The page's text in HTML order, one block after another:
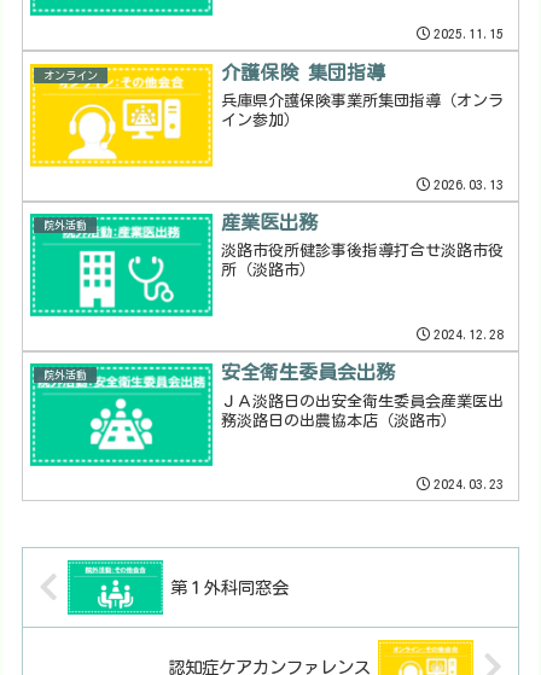
2025.11.15
オンライン 介護保険 集団指導
兵庫県介護保険事業所集団指導（オンラ
イン参加）
2026.03.13
院外活動 産業医出務
淡路市役所健診事後指導打合せ淡路市役
所（淡路市）
2024.12.28
院外活動 安全衛生委員会出務
ＪＡ淡路日の出安全衛生委員会産業医出
務淡路日の出農協本店（淡路市）
2024.03.23
第１外科同窓会
認知症ケアカンファレンス